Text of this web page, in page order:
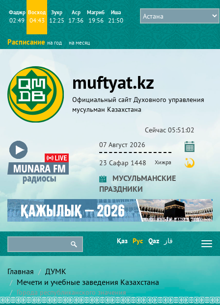
Фаджр
02:49
Восход
04:43
Зухр
12:25
Аср
17:36
Магриб
19:56
Иша
21:50
Расписание на год на месяц
muftyat.kz
Официальный сайт Духовного управления
мусульман Казахстана
Сейчас 05:51:03
07 Август 2026
23 Сафар 1448 Хижра
МУСУЛЬМАНСКИЕ
ПРАЗДНИКИ
Қаз Рус Qaz قاز
Главная
ДУМК
Мечети и учебные заведения Казахстана
Города республиканского значения